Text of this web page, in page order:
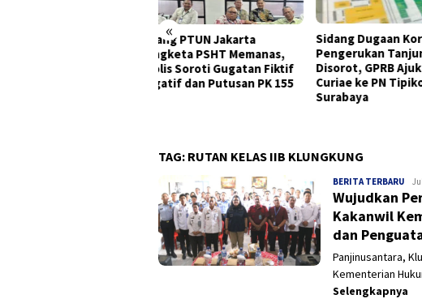
«
Sidang Dugaan Korupsi
Pengerukan Tanjung Perak
Disorot, GPRB Ajukan Amicus
Curiae ke PN Tipikor
141 Karton
Ilegal
Juanda, Dua
TAG: RUTAN KELAS IIB KLUNGKUNG
BERITA TERBARU
Wujudkan
Kakanwil
dan
Panjinusantara,
Kementerian
Selengkapnya